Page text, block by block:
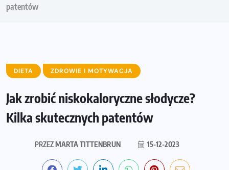
patentów
DIETA ZDROWIE I MOTYWACJA
Jak zrobić niskokaloryczne słodycze?
Kilka skutecznych patentów
PRZEZMARTA TITTENBRUN 15-12-2023